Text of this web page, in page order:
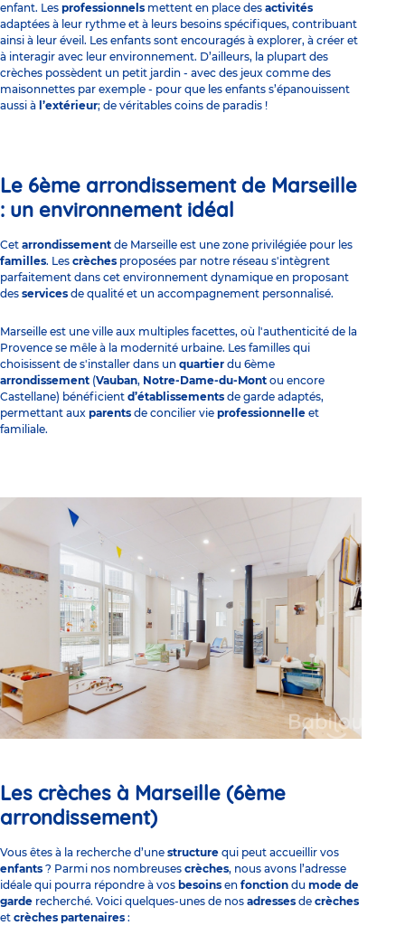
enfant. Les professionnels mettent en place des activités
adaptées à leur rythme et à leurs besoins spécifiques, contribuant
ainsi à leur éveil. Les enfants sont encouragés à explorer, à créer et
à interagir avec leur environnement. D’ailleurs, la plupart des
crèches possèdent un petit jardin - avec des jeux comme des
maisonnettes par exemple - pour que les enfants s’épanouissent
aussi à l’extérieur; de véritables coins de paradis !
Le 6ème arrondissement de Marseille
: un environnement idéal
Cet arrondissement de Marseille est une zone privilégiée pour les
familles. Les crèches proposées par notre réseau s'intègrent
parfaitement dans cet environnement dynamique en proposant
des services de qualité et un accompagnement personnalisé.
Marseille est une ville aux multiples facettes, où l'authenticité de la
Provence se mêle à la modernité urbaine. Les familles qui
choisissent de s'installer dans un quartier du 6ème
arrondissement (Vauban, Notre-Dame-du-Mont ou encore
Castellane) bénéficient d’établissements de garde adaptés,
permettant aux parents de concilier vie professionnelle et
familiale.
Les crèches à Marseille (6ème
arrondissement)
Vous êtes à la recherche d’une structure qui peut accueillir vos
enfants ? Parmi nos nombreuses crèches, nous avons l’adresse
idéale qui pourra répondre à vos besoins en fonction du mode de
garde recherché. Voici quelques-unes de nos adresses de crèches
et crèches partenaires :